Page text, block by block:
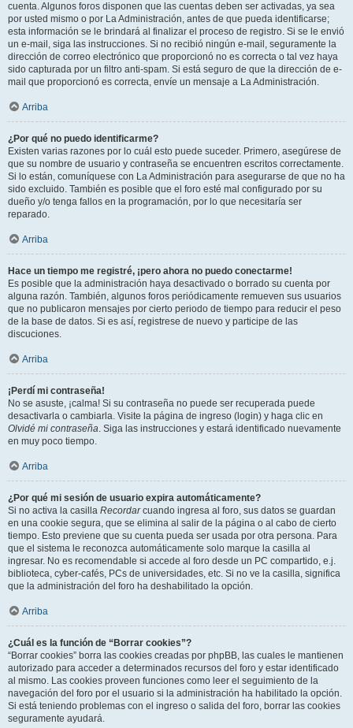
cuenta. Algunos foros disponen que las cuentas deben ser activadas, ya sea
por usted mismo o por La Administración, antes de que pueda identificarse;
esta información se le brindará al finalizar el proceso de registro. Si se le envió
un e-mail, siga las instrucciones. Si no recibió ningún e-mail, seguramente la
dirección de correo electrónico que proporcionó no es correcta o tal vez haya
sido capturada por un filtro anti-spam. Si está seguro de que la dirección de e-
mail que proporcionó es correcta, envíe un mensaje a La Administración.
Arriba
¿Por qué no puedo identificarme?
Existen varias razones por lo cuál esto puede suceder. Primero, asegúrese de
que su nombre de usuario y contraseña se encuentren escritos correctamente.
Si lo están, comuníquese con La Administración para asegurarse de que no ha
sido excluido. También es posible que el foro esté mal configurado por su
dueño y/o tenga fallos en la programación, por lo que necesitaría ser
reparado.
Arriba
Hace un tiempo me registré, ¡pero ahora no puedo conectarme!
Es posible que la administración haya desactivado o borrado su cuenta por
alguna razón. También, algunos foros periódicamente remueven sus usuarios
que no publicaron mensajes por cierto periodo de tiempo para reducir el peso
de la base de datos. Si es así, registrese de nuevo y participe de las
discuciones.
Arriba
¡Perdí mi contraseña!
No se asuste, ¡calma! Si su contraseña no puede ser recuperada puede
desactivarla o cambiarla. Visite la página de ingreso (login) y haga clic en
Olvidé mi contraseña. Siga las instrucciones y estará identificado nuevamente
en muy poco tiempo.
Arriba
¿Por qué mi sesión de usuario expira automáticamente?
Si no activa la casilla Recordarcuando ingresa al foro, sus datos se guardan
en una cookie segura, que se elimina al salir de la página o al cabo de cierto
tiempo. Esto previene que su cuenta pueda ser usada por otra persona. Para
que el sistema le reconozca automáticamente solo marque la casilla al
ingresar. No es recomendable si accede al foro desde un PC compartido, e.j.
biblioteca, cyber-cafés, PCs de universidades, etc. Si no ve la casilla, significa
que la administración del foro ha deshabilitado la opción.
Arriba
¿Cuál es la función de “Borrar cookies”?
“Borrar cookies” borra las cookies creadas por phpBB, las cuales le mantienen
autorizado para acceder a determinados recursos del foro y estar identificado
al mismo. Las cookies proveen funciones como leer el seguimiento de la
navegación del foro por el usuario si la administración ha habilitado la opción.
Si está teniendo problemas con el ingreso o salida del foro, borrar las cookies
seguramente ayudará.